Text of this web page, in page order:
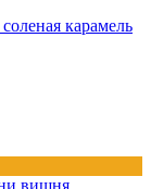
карамель